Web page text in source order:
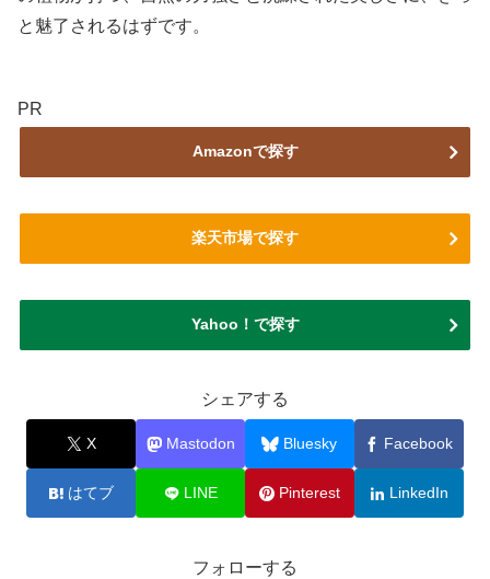
と魅了されるはずです。
PR
Amazonで探す
楽天市場で探す
Yahoo！で探す
シェアする
X Mastodon Bluesky Facebook
はてブ LINE Pinterest LinkedIn
フォローする